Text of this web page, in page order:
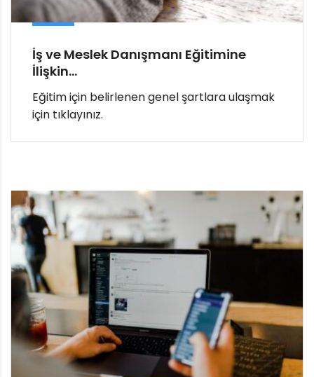
İş ve Meslek Danışmanı Eğitimine
İlişkin...
Eğitim için belirlenen genel şartlara ulaşmak
için tıklayınız.